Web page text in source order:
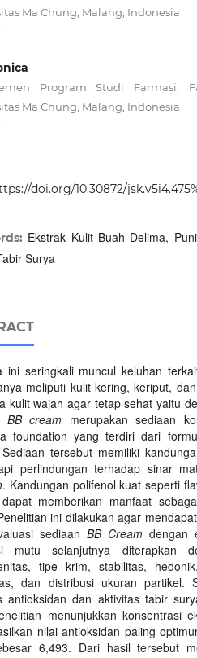
Ma Chung, Malang, Indonesia
Program Studi Farmasi,
Ma Chung, Malang, Indonesia
doi.org/10.30872/
Ekstrak Kulit Buah Delima,
Surya
ini seringkali muncul keluhan
meliputi kulit kering, keriput,
kulit wajah agar tetap sehat yaitu
BB cream merupakan sediaan
foundation yang terdiri dari
tersebut memiliki
perlindungan terhadap sinar
. Kandungan polifenol kuat seperti
memberikan manfaat
ini dilakukan agar
sediaan BB Cream dengan
mutu selanjutnya diterapkan
tipe krim, stabilitas,
dan distribusi ukuran partikel.
antioksidan dan aktivitas tabir
menunjukkan konsentrasi
nilai antioksidan paling
6,493. Dari hasil tersebut